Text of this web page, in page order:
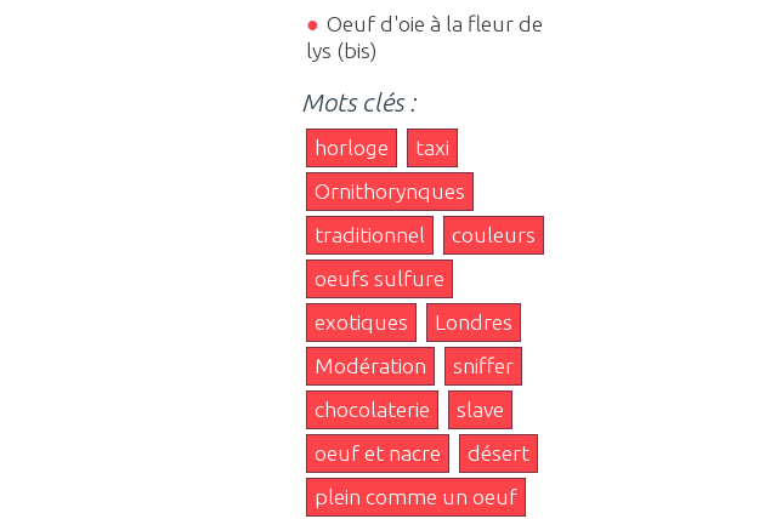
Oeuf d'oie à la fleur de
lys (bis)
Mots clés :
horloge
taxi
Ornithorynques
traditionnel
couleurs
oeufs sulfure
exotiques
Londres
Modération
sniffer
chocolaterie
slave
oeuf et nacre
désert
plein comme un oeuf